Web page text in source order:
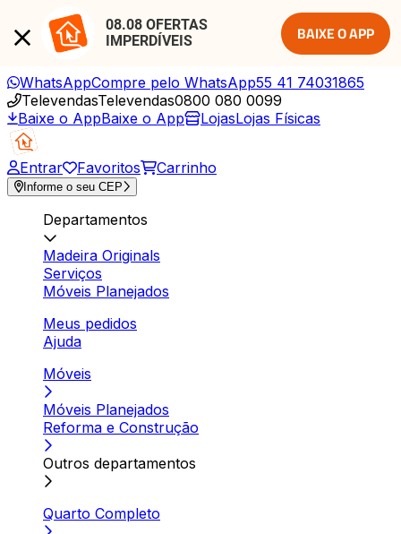
08.08 OFERTAS
IMPERDÍVEIS
BAIXE O APP
WhatsAppCompre pelo WhatsApp55 41 74031865
TelevendasTelevendas0800 080 0099
Baixe o AppBaixe o App LojasLojas Físicas
Entrar Favoritos Carrinho
Informe o seu CEP
Departamentos
Madeira Originals
Serviços
Móveis Planejados
Meus pedidos
Ajuda
Móveis
Móveis Planejados
Reforma e Construção
Outros departamentos
Quarto Completo